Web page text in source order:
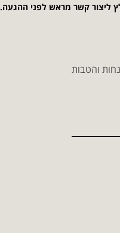
ליצור קשר מראש לפני ההגעה.
והטבות